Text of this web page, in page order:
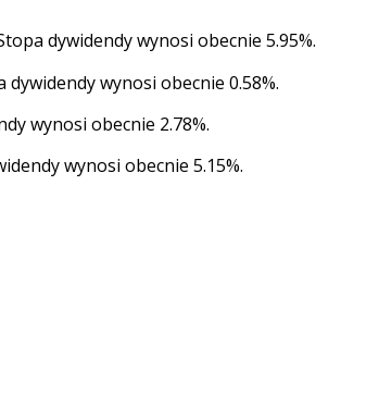
dywidendy wynosi obecnie 5.95%.
dywidendy wynosi obecnie 0.58%.
wynosi obecnie 2.78%.
wynosi obecnie 5.15%.